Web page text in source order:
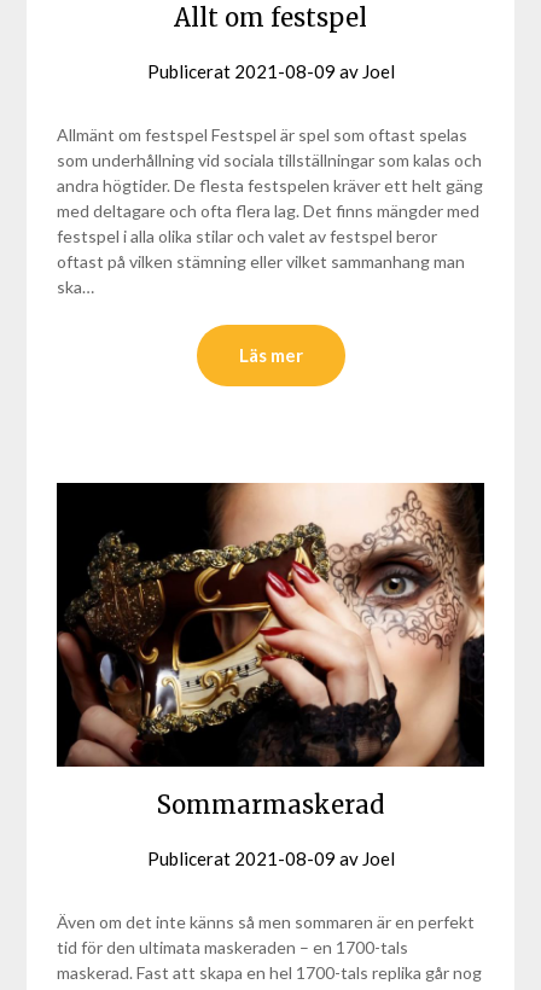
Allt om festspel
Publicerat 2021-08-09 av Joel
Allmänt om festspel Festspel är spel som oftast spelas
som underhållning vid sociala tillställningar som kalas och
andra högtider. De flesta festspelen kräver ett helt gäng
med deltagare och ofta flera lag. Det finns mängder med
festspel i alla olika stilar och valet av festspel beror
oftast på vilken stämning eller vilket sammanhang man
ska…
Läs mer
Sommarmaskerad
Publicerat 2021-08-09 av Joel
Även om det inte känns så men sommaren är en perfekt
tid för den ultimata maskeraden – en 1700-tals
maskerad. Fast att skapa en hel 1700-tals replika går nog